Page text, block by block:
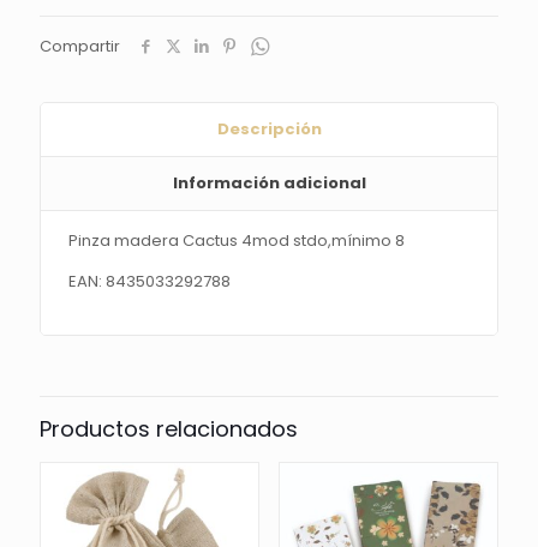
Compartir
Descripción
Información adicional
Pinza madera Cactus 4mod stdo,mínimo 8
EAN: 8435033292788
Productos relacionados